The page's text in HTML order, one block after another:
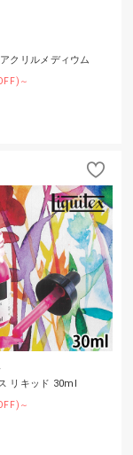
クリルメディウム
～
リキッド 30ml
～